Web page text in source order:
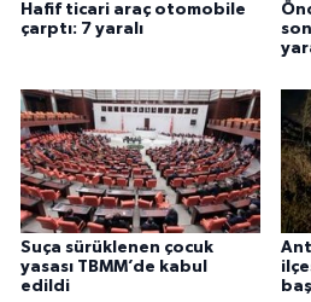
Hafif ticari araç otomobile
çarptı: 7 yaralı
Suça sürüklenen çocuk
yasası TBMM’de kabul
edildi